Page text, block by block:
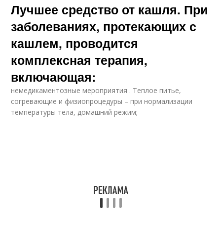
Лучшее средство от кашля. При
заболеваниях, протекающих с
кашлем, проводится
комплексная терапия,
включающая:
немедикаментозные мероприятия . Теплое питье,
согревающие и физиопроцедуры – при нормализации
температуры тела, домашний режим;